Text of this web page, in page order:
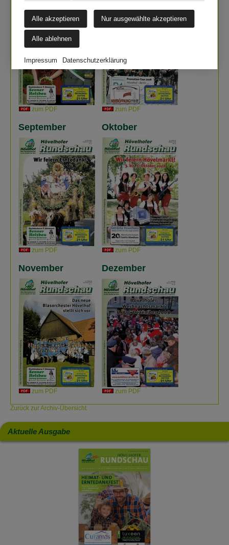
Alle akzeptieren Nur ausgewählte akzeptieren
Alle ablehnen
Impressum Datenschutzerklärung
zum PDF zum PDF
September
zum PDF
Oktober
zum PDF
November
zum PDF
Dezember
zum PDF
Zurück zur Archiv-Übersicht
Aktuelle Ausgabe